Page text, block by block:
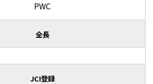
PWC
全長
JCI登録